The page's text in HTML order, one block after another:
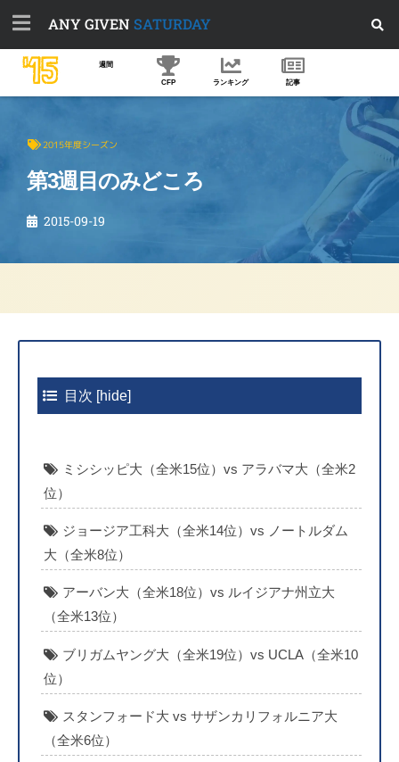
ANY GIVEN SATURDAY
'15 週間
CFP ランキング 記事
2015年度シーズン
第3週目のみどころ
2015-09-19
目次 [hide]
ミシシッピ大（全米15位）vs アラバマ大（全米2
位）
ジョージア工科大（全米14位）vs ノートルダム
大（全米8位）
アーバン大（全米18位）vs ルイジアナ州立大
（全米13位）
ブリガムヤング大（全米19位）vs UCLA（全米10
位）
スタンフォード大 vs サザンカリフォルニア大
（全米6位）